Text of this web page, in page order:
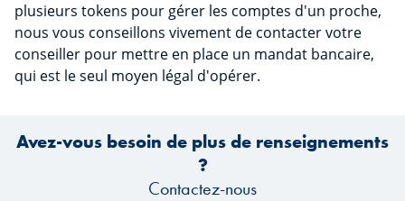
plusieurs tokens pour gérer les comptes d'un proche,
nous vous conseillons vivement de contacter votre
conseiller pour mettre en place un mandat bancaire,
qui est le seul moyen légal d'opérer.
Avez-vous besoin de plus de renseignements
?
Contactez-nous